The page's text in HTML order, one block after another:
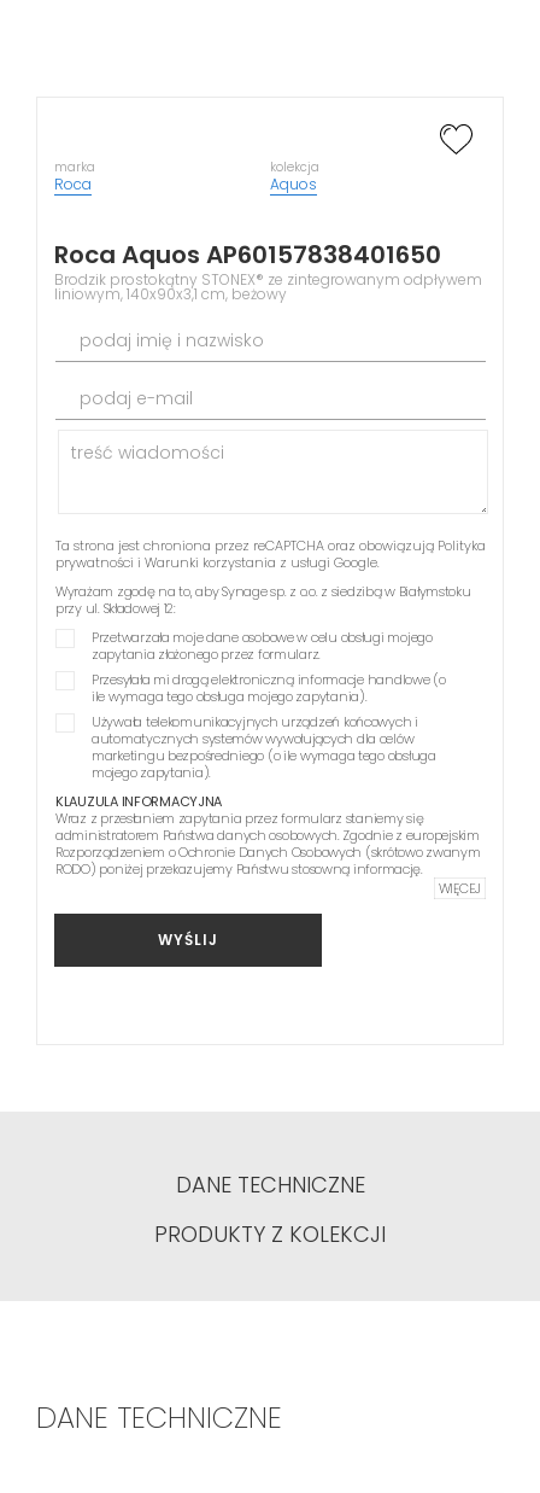
marka
Roca
kolekcja
Aquos
Roca Aquos AP60157838401650
Brodzik prostokątny STONEX® ze zintegrowanym odpływem
liniowym, 140x90x3,1 cm, beżowy
podaj imię i nazwisko
podaj e-mail
Ta strona jest chroniona przez reCAPTCHA oraz obowiązują Polityka
prywatności i Warunki korzystania z usługi Google.
Wyrażam zgodę na to, aby Synage sp. z o.o. z siedzibą w Białymstoku
przy ul. Składowej 12:
Przetwarzała moje dane osobowe w celu obsługi mojego
zapytania złożonego przez formularz.
Przesyłała mi drogą elektroniczną informacje handlowe (o
ile wymaga tego obsługa mojego zapytania).
Używała telekomunikacyjnych urządzeń końcowych i
automatycznych systemów wywołujących dla celów
marketingu bezpośredniego (o ile wymaga tego obsługa
mojego zapytania).
KLAUZULA INFORMACYJNA
Wraz z przesłaniem zapytania przez formularz staniemy się
administratorem Państwa danych osobowych. Zgodnie z europejskim
Rozporządzeniem o Ochronie Danych Osobowych (skrótowo zwanym
RODO) poniżej przekazujemy Państwu stosowną informację.
WIĘCEJ
WYŚLIJ
DANE TECHNICZNE
PRODUKTY Z KOLEKCJI
DANE TECHNICZNE